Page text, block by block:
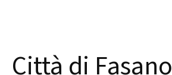
Città di Fasano